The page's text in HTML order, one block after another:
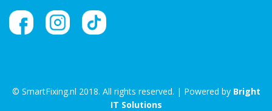
© SmartFixing.nl 2018. All rights reserved. | Powered by Bright
IT Solutions